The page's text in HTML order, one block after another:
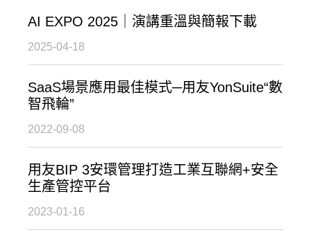
AI EXPO 2025｜演講重溫與簡報下載
2025-04-18
SaaS場景應用最佳模式─用友YonSuite“數
智飛輪”
2022-09-08
用友BIP 3安環管理打造工業互聯網+安全
生產管控平台
2023-01-16